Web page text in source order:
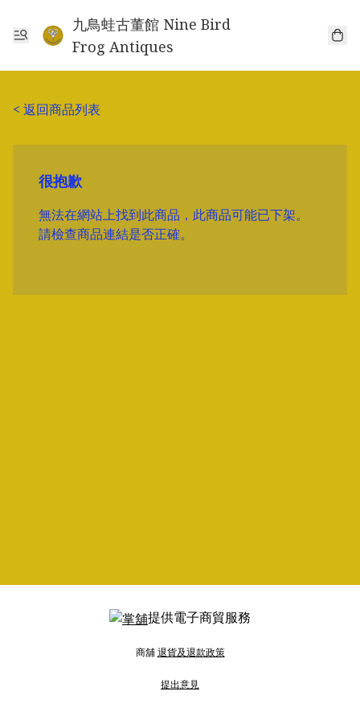
九鳥蛙古董館 Nine Bird
Frog Antiques
< 返回商品列表
很抱歉
無法在網站上找到此商品，此商品可能已下架。
請檢查商品連結是否正確。
提供電子商貿服務
商舖退貨及退款政策
提出意見